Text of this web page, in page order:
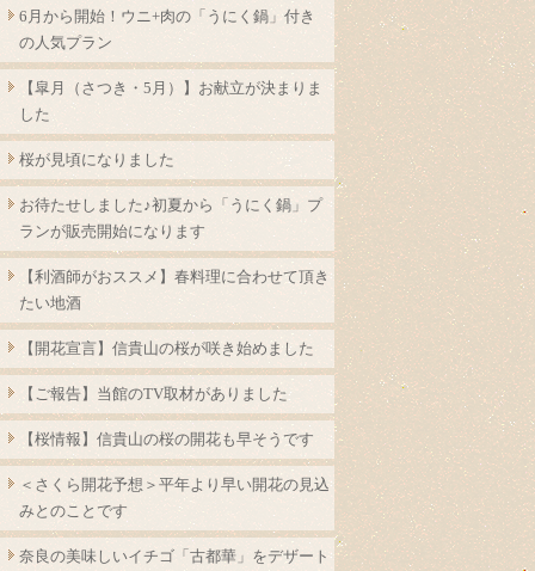
6月から開始！ウニ+肉の「うにく鍋」付き
の人気プラン
【皐月（さつき・5月）】お献立が決まりま
した
桜が見頃になりました
お待たせしました♪初夏から「うにく鍋」プ
ランが販売開始になります
【利酒師がおススメ】春料理に合わせて頂き
たい地酒
【開花宣言】信貴山の桜が咲き始めました
【ご報告】当館のTV取材がありました
【桜情報】信貴山の桜の開花も早そうです
＜さくら開花予想＞平年より早い開花の見込
みとのことです
奈良の美味しいイチゴ「古都華」をデザート